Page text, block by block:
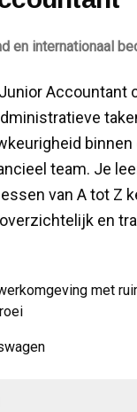
en internationaal
Accountant
binnen
team. Je
van A tot Z
en
met